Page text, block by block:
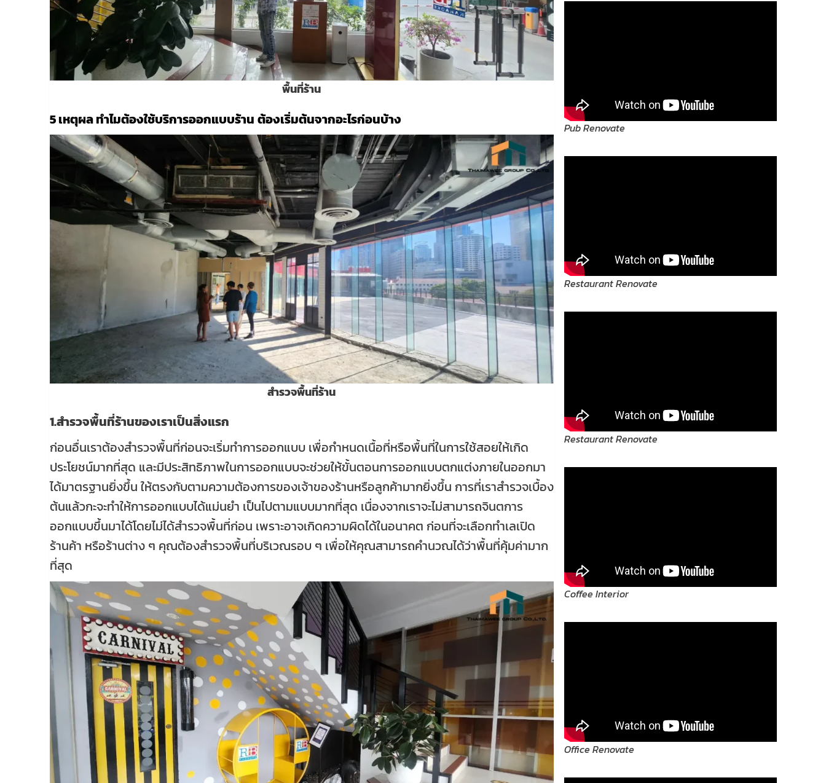
พื้นที่ร้าน
5 เหตุผล ทำไมต้องใช้บริการออกแบบร้าน ต้องเริ่มต้นจากอะไรก่อนบ้าง
สำรวจพื้นที่ร้าน
1.สำรวจพื้นที่ร้านของเราเป็นสิ่งแรก
ก่อนอื่นเราต้องสำรวจพื้นที่ก่อนจะเริ่มทำการออกแบบ เพื่อกำหนดเนื้อที่หรือพื้นที่ในการใช้สอยให้เกิด
ประโยชน์มากที่สุด และมีประสิทธิภาพในการออกแบบจะช่วยให้ขั้นตอนการออกแบบตกแต่งภายในออกมา
ได้มาตรฐานยิ่งขึ้น ให้ตรงกับตามความต้องการของเจ้าของร้านหรือลูกค้ามากยิ่งขึ้น การที่เราสำรวจเบื้อง
ต้นแล้วกะจะทำให้การออกแบบได้แม่นยำ เป็นไปตามแบบมากที่สุด เนื่องจากเราจะไม่สามารถจินตการ
ออกแบบขึ้นมาได้โดยไม่ได้สำรวจพื้นที่ก่อน เพราะอาจเกิดความผิดได้ในอนาคต ก่อนที่จะเลือกทำเลเปิด
ร้านค้า หรือร้านต่าง ๆ คุณต้องสำรวจพื้นที่บริเวณรอบ ๆ เพื่อให้คุณสามารถคำนวณได้ว่าพื้นที่คุ้มค่ามาก
ที่สุด
Pub Renovate
Restaurant Renovate
Restaurant Renovate
Coffee Interior
Office Renovate